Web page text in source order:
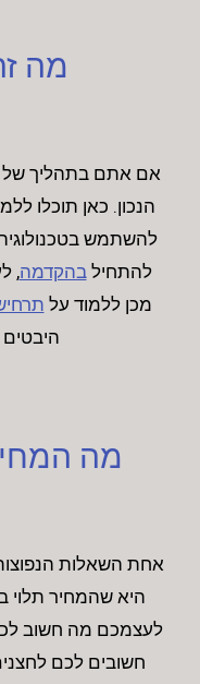
מה
אם אתם בתהליך של
הנכון. כאן תוכלו
להשתמש
להתחילבהקדמה,
מכן ללמוד על
היבטים
מה
אחת השאלות
היא שהמחיר תלוי
לעצמכם מה חשוב
חשובים לכם